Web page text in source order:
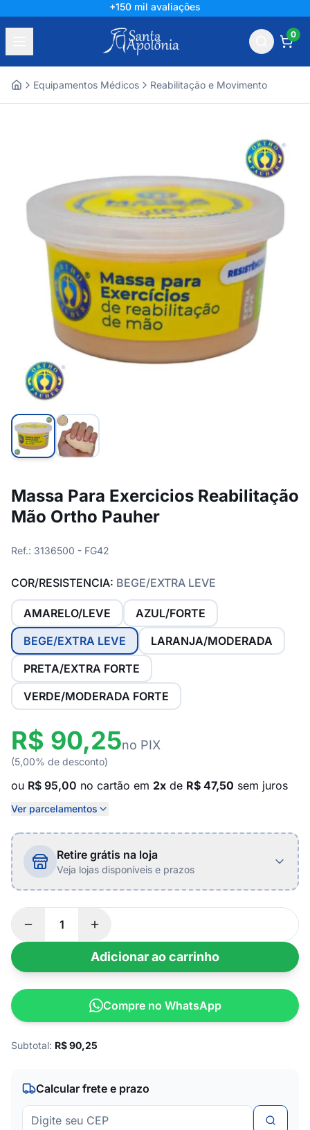
+150 mil avaliações
0
Equipamentos Médicos Reabilitação e Movimento
Massa Para Exercicios Reabilitação
Mão Ortho Pauher
Ref.: 3136500 - FG42
COR/RESISTENCIA: BEGE/EXTRA LEVE
AMARELO/LEVE
AZUL/FORTE
BEGE/EXTRA LEVE
LARANJA/MODERADA
PRETA/EXTRA FORTE
VERDE/MODERADA FORTE
R$ 90,25no PIX
(5,00% de desconto)
ou R$ 95,00 no cartão em 2x de R$ 47,50 sem juros
Ver parcelamentos
Retire grátis na loja
Veja lojas disponíveis e prazos
Adicionar ao carrinho
Compre no WhatsApp
Subtotal: R$90,25
Calcular frete e prazo